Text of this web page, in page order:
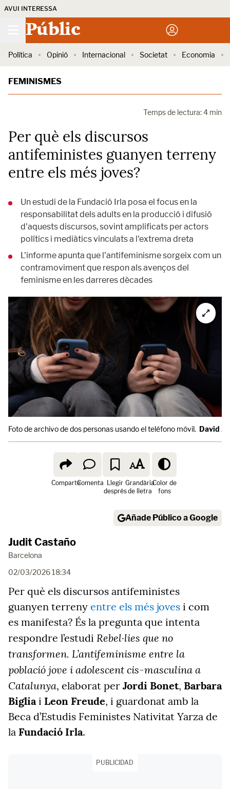
AVUI INTERESSA
Públic
Política Opinió Internacional Societat Economia
FEMINISMES
Temps de lectura: 4 min
Per què els discursos
antifeministes guanyen terreny
entre els més joves?
Un estudi de la Fundació Irla posa el focus en la
responsabilitat dels adults en la producció i difusió
d'aquests discursos, sovint amplificats per actors
polítics i mediàtics vinculats a l'extrema dreta
L'informe apunta que l'antifeminisme sorgeix com un
contramoviment que respon als avenços del
feminisme en les darreres dècades
Foto de archivo de dos personas usando el teléfono móvil. David
ComparteComenta Llegir
després
Grandària
de lletra
Color de
fons
Añade Público a Google
Judit Castaño
Barcelona
02/03/2026 18:34
Per què els discursos antifeministes
guanyen terreny entre els més joves i com
es manifesta? És la pregunta que intenta
respondre l’estudi Rebel·lies que no
transformen. L’antifeminisme entre la
població jove i adolescent cis-masculina a
Catalunya, elaborat per Jordi Bonet, Barbara
Bigliai Leon Freude, i guardonat amb la
Beca d’Estudis Feministes Nativitat Yarza de
la Fundació Irla.
PUBLICIDAD